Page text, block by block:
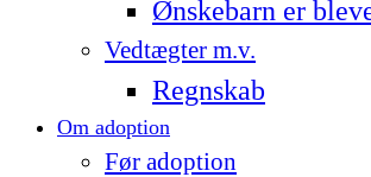
Ønskebarn er
Vedtægter m.v.
Regnskab
Om adoption
Før adoption